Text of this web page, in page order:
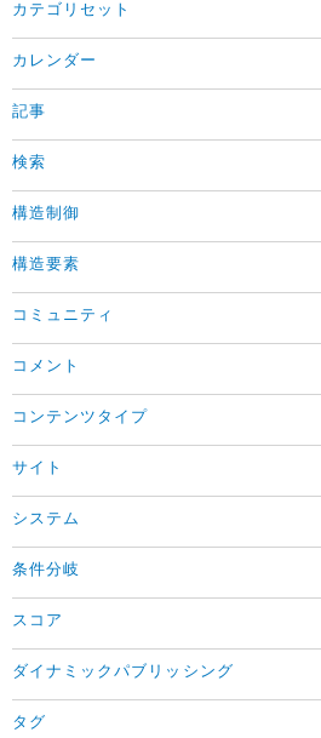
カテゴリセット
カレンダー
記事
検索
構造制御
構造要素
コミュニティ
コメント
コンテンツタイプ
サイト
システム
条件分岐
スコア
ダイナミックパブリッシング
タグ